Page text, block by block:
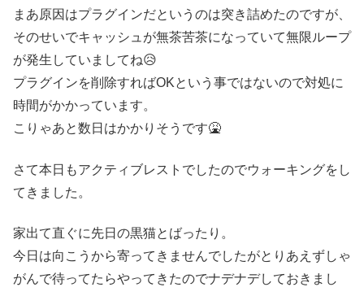
まあ原因はプラグインだというのは突き詰めたのですが、
そのせいでキャッシュが無茶苦茶になっていて無限ループ
が発生していましてね😥
プラグインを削除すればOKという事ではないので対処に
時間がかかっています。
こりゃあと数日はかかりそうです🤮
さて本日もアクティブレストでしたのでウォーキングをし
てきました。
家出て直ぐに先日の黒猫とばったり。
今日は向こうから寄ってきませんでしたがとりあえずしゃ
がんで待ってたらやってきたのでナデナデしておきまし